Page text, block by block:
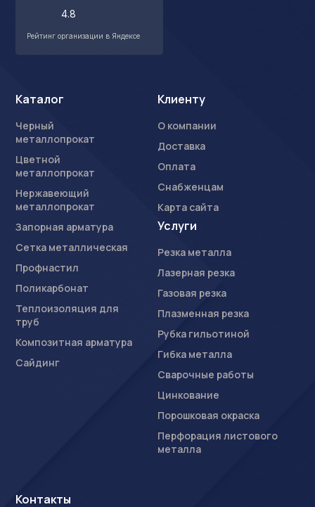
4.8
Рейтинг организации в Яндексе
Каталог
Черный
металлопрокат
Цветной
металлопрокат
Нержавеющий
металлопрокат
Запорная арматура
Сетка металлическая
Профнастил
Поликарбонат
Теплоизоляция для
труб
Композитная арматура
Сайдинг
Клиенту
О компании
Доставка
Оплата
Снабженцам
Карта сайта
Услуги
Резка металла
Лазерная резка
Газовая резка
Плазменная резка
Рубка гильотиной
Гибка металла
Сварочные работы
Цинкование
Порошковая окраска
Перфорация листового
металла
Контакты